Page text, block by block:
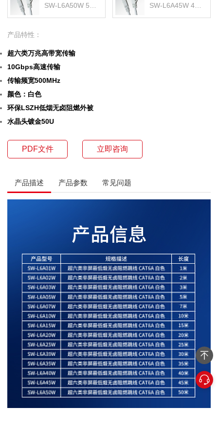
产品特性：
超六类万兆高带宽传输
10Gbps高速传输
传输频宽500MHz
颜色：白色
环保LSZH低烟无卤阻燃外被
水晶头镀金50U
PDF文件 立即咨询
产品描述 产品参数 常见问题